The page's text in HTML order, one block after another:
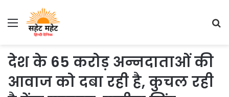
Menu
देश के 65 करोड़ अन्नदाताओं की
आवाज को दबा रही है, कुचल रही